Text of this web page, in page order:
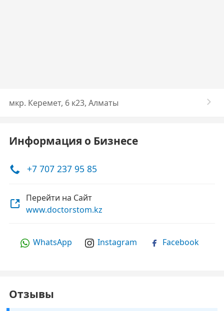
мкр. Керемет, 6 к23, Алматы
Информация о Бизнесе
+7 707 237 95 85
Перейти на Сайт
www.doctorstom.kz
WhatsApp Instagram Facebook
Отзывы